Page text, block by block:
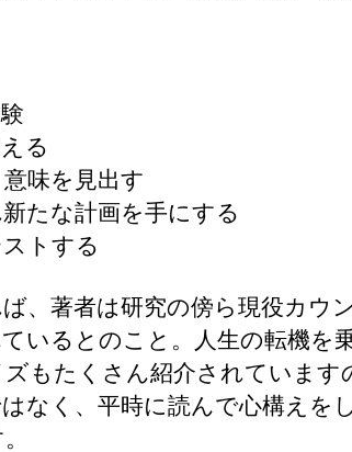
る
味を見出す
たな計画を手にする
トする
、著者は研究の傍ら現役カウ
いるとのこと。人生の転機を
もたくさん紹介されています
なく、平時に読んで心構えを